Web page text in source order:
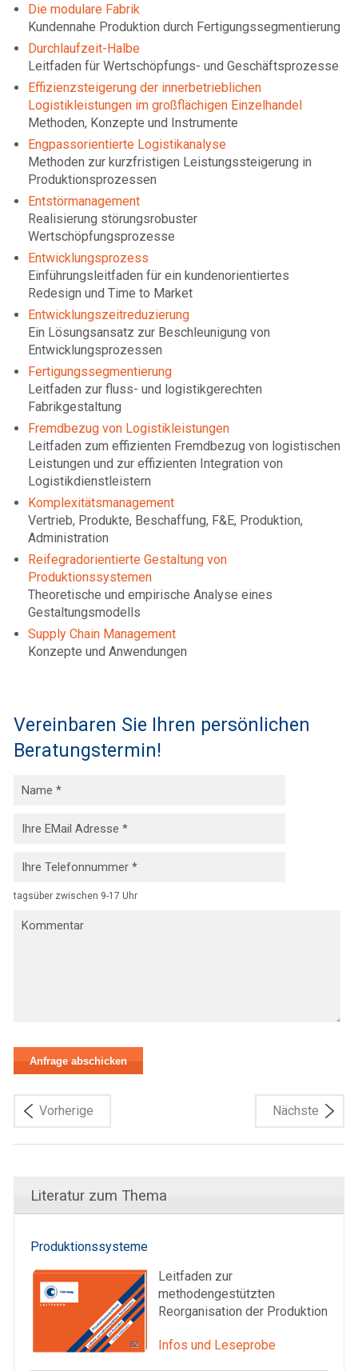
Die modulare Fabrik
Kundennahe Produktion durch Fertigungssegmentierung
Durchlaufzeit-Halbe
Leitfaden für Wertschöpfungs- und Geschäftsprozesse
Effizienzsteigerung der innerbetrieblichen
Logistikleistungen im großflächigen Einzelhandel
Methoden, Konzepte und Instrumente
Engpassorientierte Logistikanalyse
Methoden zur kurzfristigen Leistungssteigerung in
Produktionsprozessen
Entstörmanagement
Realisierung störungsrobuster
Wertschöpfungsprozesse
Entwicklungsprozess
Einführungsleitfaden für ein kundenorientiertes
Redesign und Time to Market
Entwicklungszeitreduzierung
Ein Lösungsansatz zur Beschleunigung von
Entwicklungsprozessen
Fertigungssegmentierung
Leitfaden zur fluss- und logistikgerechten
Fabrikgestaltung
Fremdbezug von Logistikleistungen
Leitfaden zum effizienten Fremdbezug von logistischen
Leistungen und zur effizienten Integration von
Logistikdienstleistern
Komplexitätsmanagement
Vertrieb, Produkte, Beschaffung, F&E, Produktion,
Administration
Reifegradorientierte Gestaltung von
Produktionssystemen
Theoretische und empirische Analyse eines
Gestaltungsmodells
Supply Chain Management
Konzepte und Anwendungen
Vereinbaren Sie Ihren persönlichen
Beratungstermin!
tagsüber zwischen 9-17 Uhr
Vorherige Nächste
Literatur zum Thema
Produktionssysteme
Leitfaden zur
methodengestützten
Reorganisation der Produktion
Infos und Leseprobe